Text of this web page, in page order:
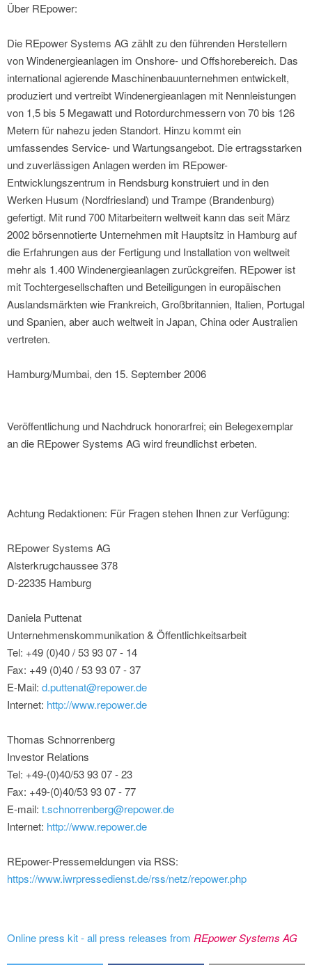
Über REpower:
Die REpower Systems AG zählt zu den führenden Herstellern
von Windenergieanlagen im Onshore- und Offshorebereich. Das
international agierende Maschinenbauunternehmen entwickelt,
produziert und vertreibt Windenergieanlagen mit Nennleistungen
von 1,5 bis 5 Megawatt und Rotordurchmessern von 70 bis 126
Metern für nahezu jeden Standort. Hinzu kommt ein
umfassendes Service- und Wartungsangebot. Die ertragsstarken
und zuverlässigen Anlagen werden im REpower-
Entwicklungszentrum in Rendsburg konstruiert und in den
Werken Husum (Nordfriesland) und Trampe (Brandenburg)
gefertigt. Mit rund 700 Mitarbeitern weltweit kann das seit März
2002 börsennotierte Unternehmen mit Hauptsitz in Hamburg auf
die Erfahrungen aus der Fertigung und Installation von weltweit
mehr als 1.400 Windenergieanlagen zurückgreifen. REpower ist
mit Tochtergesellschaften und Beteiligungen in europäischen
Auslandsmärkten wie Frankreich, Großbritannien, Italien, Portugal
und Spanien, aber auch weltweit in Japan, China oder Australien
vertreten.
Hamburg/Mumbai, den 15. September 2006
Veröffentlichung und Nachdruck honorarfrei; ein Belegexemplar
an die REpower Systems AG wird freundlichst erbeten.
Achtung Redaktionen: Für Fragen stehen Ihnen zur Verfügung:
REpower Systems AG
Alsterkrugchaussee 378
D-22335 Hamburg
Daniela Puttenat
Unternehmenskommunikation & Öffentlichkeitsarbeit
Tel: +49 (0)40 / 53 93 07 - 14
Fax: +49 (0)40 / 53 93 07 - 37
E-Mail: d.puttenat@repower.de
Internet: http://www.repower.de
Thomas Schnorrenberg
Investor Relations
Tel: +49-(0)40/53 93 07 - 23
Fax: +49-(0)40/53 93 07 - 77
E-mail: t.schnorrenberg@repower.de
Internet: http://www.repower.de
REpower-Pressemeldungen via RSS:
https://www.iwrpressedienst.de/rss/netz/repower.php
Online press kit - all press releases from REpower Systems AG